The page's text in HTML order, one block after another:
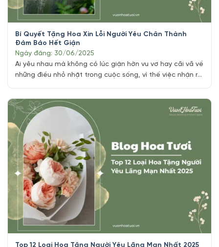
Bí Quyết Tặng Hoa Xin Lỗi Người Yêu Chân Thành
Đảm Bảo Hết Giận
Ngày đăng: 30/06/2025
Ai yêu nhau mà không có lúc giận hờn vu vơ hay cãi vã về
những điều nhỏ nhặt trong cuộc sống, vì thế việc nhận ra
một trong cử chỉ đẹp mà bạn nên hành động để không
phải hối [...]
Top 12 Loại Hoa Tặng Người Yêu Lãng Mạn Nhất 2025